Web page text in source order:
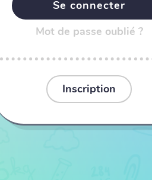
Mot de passe oublié ?
Inscription